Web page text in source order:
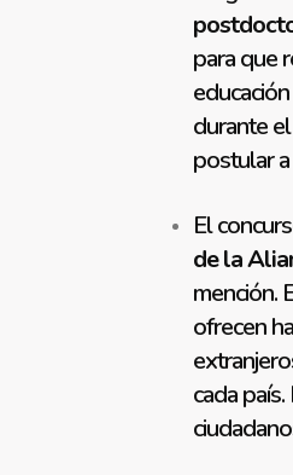
para que
durante
postular
El
de la
mención.
ofrecen
cada